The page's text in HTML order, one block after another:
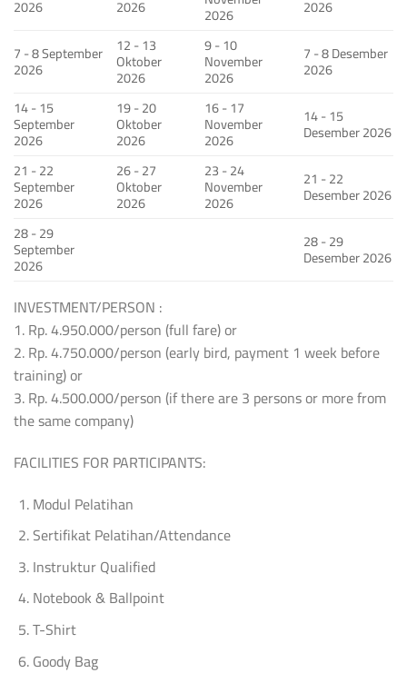
2026 2026 2026
2026
7 - 8 September
2026
12 - 13
Oktober
2026
9 - 10
November
2026
7 - 8 Desember
2026
14 - 15
September
2026
19 - 20
Oktober
2026
16 - 17
November
2026
14 - 15
Desember 2026
21 - 22
September
2026
26 - 27
Oktober
2026
23 - 24
November
2026
21 - 22
Desember 2026
28 - 29
September
2026
28 - 29
Desember 2026
INVESTMENT/PERSON :
1. Rp. 4.950.000/person (full fare) or
2. Rp. 4.750.000/person (early bird, payment 1 week before
training) or
3. Rp. 4.500.000/person (if there are 3 persons or more from
the same company)
FACILITIES FOR PARTICIPANTS:
Modul Pelatihan
Sertifikat Pelatihan/Attendance
Instruktur Qualified
Notebook & Ballpoint
T-Shirt
Goody Bag